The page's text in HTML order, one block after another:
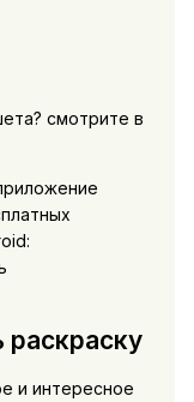
смотрите в
раскраску
и интересное